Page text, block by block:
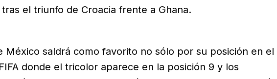
el triunfo de Croacia frente a Ghana.
México saldrá como favorito no sólo por su posición en el
donde el tricolor aparece en la posición 9 y los